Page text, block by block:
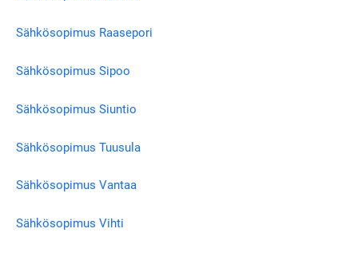
Sähkösopimus Raasepori
Sähkösopimus Sipoo
Sähkösopimus Siuntio
Sähkösopimus Tuusula
Sähkösopimus Vantaa
Sähkösopimus Vihti